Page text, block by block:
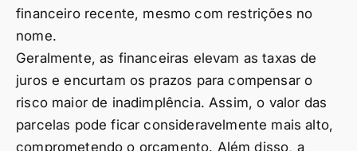
financeiro recente, mesmo com restrições no
nome.
Geralmente, as financeiras elevam as taxas de
juros e encurtam os prazos para compensar o
risco maior de inadimplência. Assim, o valor das
parcelas pode ficar consideravelmente mais alto,
comprometendo o orçamento. Além disso, a